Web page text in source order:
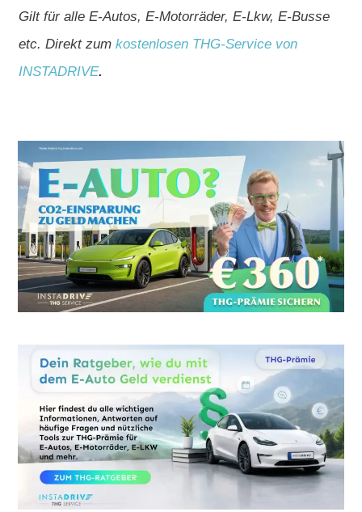
Gilt für alle E-Autos, E-Motorräder, E-Lkw, E-Busse
etc. Direkt zum kostenlosen THG-Service von
INSTADRIVE.